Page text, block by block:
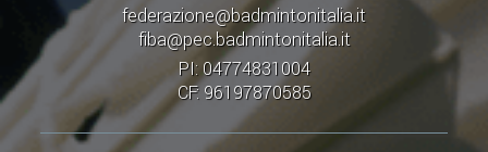
federazione@badmintonitalia.it
fiba@pec.badmintonitalia.it
PI: 04774831004
CF: 96197870585